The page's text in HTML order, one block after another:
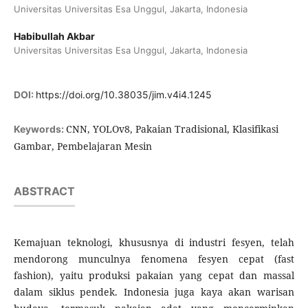
Universitas Universitas Esa Unggul, Jakarta, Indonesia
Habibullah Akbar
Universitas Universitas Esa Unggul, Jakarta, Indonesia
DOI: https://doi.org/10.38035/jim.v4i4.1245
Keywords: CNN, YOLOv8, Pakaian Tradisional, Klasifikasi
Gambar, Pembelajaran Mesin
ABSTRACT
Kemajuan teknologi, khususnya di industri fesyen, telah
mendorong munculnya fenomena fesyen cepat (fast
fashion), yaitu produksi pakaian yang cepat dan massal
dalam siklus pendek. Indonesia juga kaya akan warisan